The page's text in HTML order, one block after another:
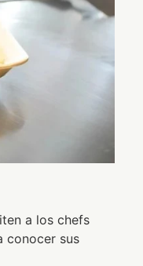
a los chefs
conocer sus